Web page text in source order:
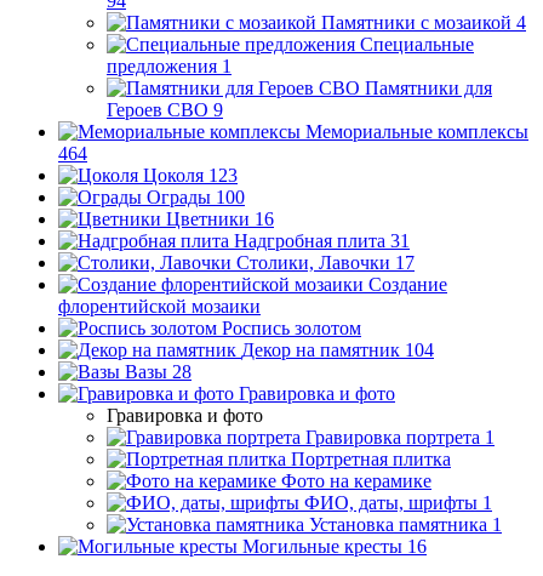
Памятники с мозаикой 4
Специальные
предложения 1
Памятники для
Героев СВО 9
Мемориальные комплексы
464
Цоколя 123
Ограды 100
Цветники 16
Надгробная плита 31
Столики, Лавочки 17
Создание
флорентийской мозаики
Роспись золотом
Декор на памятник 104
Вазы 28
Гравировка и фото
Гравировка и фото
Гравировка портрета 1
Портретная плитка
Фото на керамике
ФИО, даты, шрифты 1
Установка памятника 1
Могильные кресты 16